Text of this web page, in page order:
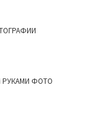
РУКАМИ ФОТО